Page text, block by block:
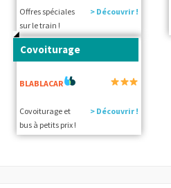
Offres spéciales
sur le train !
> Découvrir !
Covoiturage
BLABLACAR
Covoiturage et
bus à petits prix !
> Découvrir !